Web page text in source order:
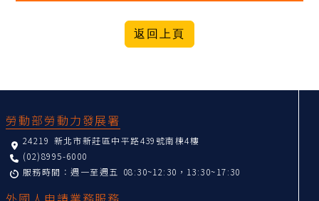
勞動部勞動力發展署
24219 新北市新莊區中平路439號南棟4樓
(02)8995-6000
服務時間：週一至週五 08:30~12:30，13:30~17:30